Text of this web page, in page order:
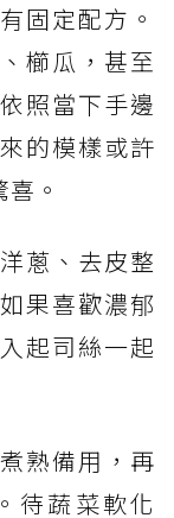
固定配方。
櫛瓜，甚至
照當下手邊
的模樣或許
。
蔥、去皮整
果喜歡濃郁
起司絲一起
熟備用，再
待蔬菜軟化